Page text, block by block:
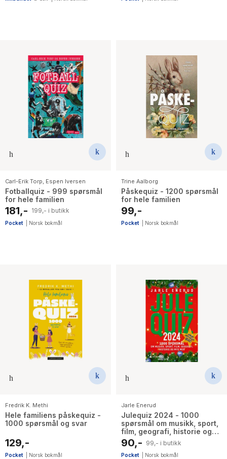
Carl-Erik Torp Espen Iversen
Fotballquiz - 999 spørsmål
for hele familien
181,- 199,- i butikk
Pocket Norsk bokmål
Trine Aalborg
Påskequiz - 1200 spørsmål
for hele familien
99,-
Pocket Norsk bokmål
Fredrik K. Methi
Hele familiens påskequiz -
1000 spørsmål og svar
129,-
Pocket Norsk bokmål
Jarle Enerud
Julequiz 2024 - 1000
spørsmål om musikk, sport,
film, geografi, historie og
mye mer
90,- 99,- i butikk
Pocket Norsk bokmål